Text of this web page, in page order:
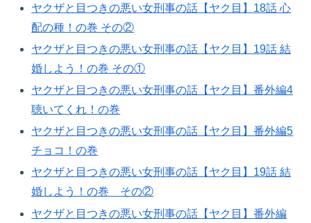
ヤクザと目つきの悪い女刑事の話【ヤク目】18話 心
配の種！の巻​ その②
ヤクザと目つきの悪い女刑事の話【ヤク目】19話 結
婚しよう！の巻​ その①
ヤクザと目つきの悪い女刑事の話【ヤク目】番外編4
聴いてくれ！の巻​
ヤクザと目つきの悪い女刑事の話【ヤク目】番外編5
チョコ！の巻​
ヤクザと目つきの悪い女刑事の話【ヤク目】19話 結
婚しよう！の巻​ その②
ヤクザと目つきの悪い女刑事の話【ヤク目】番外編